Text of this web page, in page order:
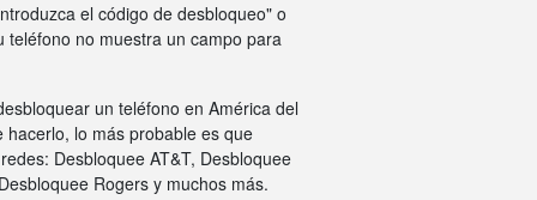
el código de desbloqueo" o
teléfono no muestra un campo para
un teléfono en América del
lo más probable es que
Desbloquee AT&T, Desbloquee
Rogers y muchos más.